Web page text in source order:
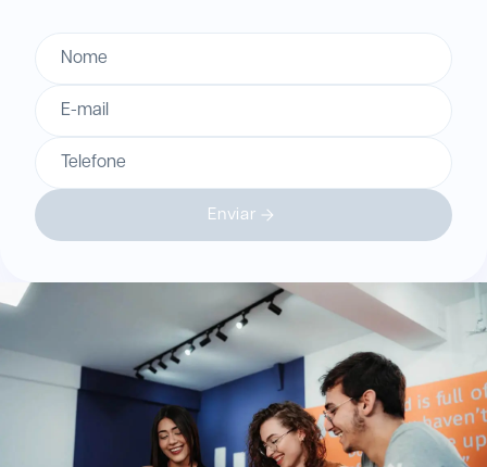
Nome
E-mail
Telefone
Enviar